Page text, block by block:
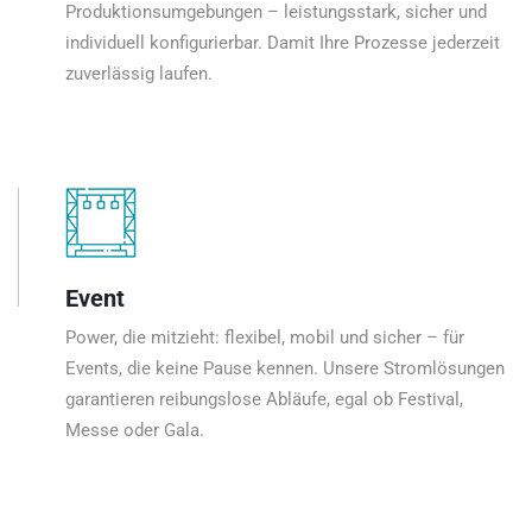
Produktionsumgebungen – leistungsstark, sicher und
individuell konfigurierbar. Damit Ihre Prozesse jederzeit
zuverlässig laufen.
Event
Power, die mitzieht: flexibel, mobil und sicher – für
Events, die keine Pause kennen. Unsere Stromlösungen
garantieren reibungslose Abläufe, egal ob Festival,
Messe oder Gala.